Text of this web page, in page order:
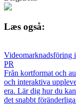
Læs også:
Videomarknadsföring
PR
Från kortformat och
och interaktiva
era. Lär dig hur du
det snabbt